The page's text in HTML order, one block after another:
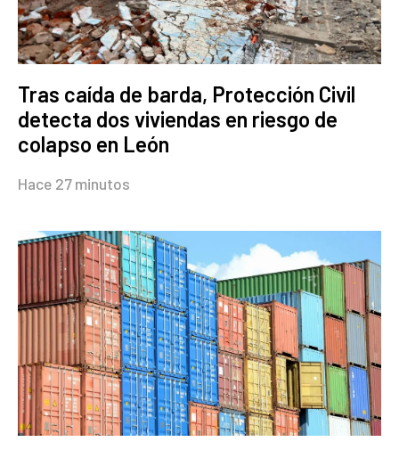
Tras caída de barda, Protección Civil
detecta dos viviendas en riesgo de
colapso en León
Hace 27 minutos